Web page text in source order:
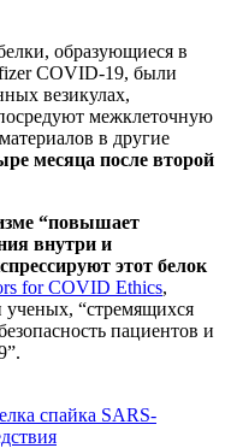
образующиеся в
COVID-19, были
везикулах,
межклеточную
в другие
месяца после второй
“повышает
внутри и
этот белок
for COVID Ethics,
ученых, “стремящихся
пациентов и
спайка SARS-